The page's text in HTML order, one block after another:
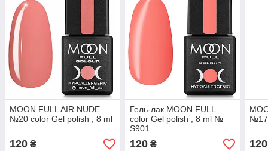
MOON FULL AIR NUDE
№20 color Gel polish , 8 ml
120 ₴
Гель-лак MOON FULL
color Gel polish , 8 ml №
S901
120₴
№17
120